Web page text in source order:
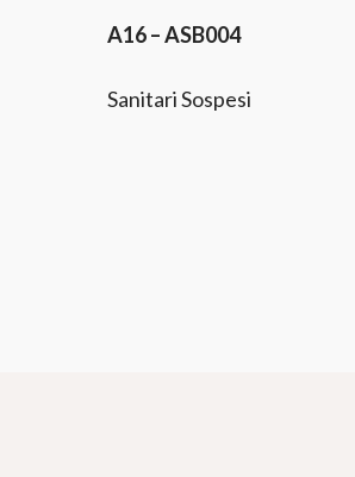
A16 – ASB004
Sanitari Sospesi